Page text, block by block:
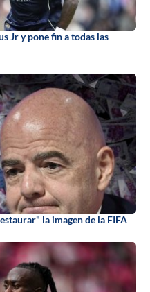
Jr y pone fin a todas las
la imagen de la FIFA